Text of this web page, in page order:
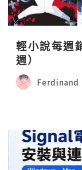
輕小說每週
週）
Ferdinand